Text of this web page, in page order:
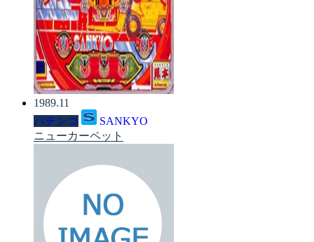
1989.11
パチンコ
SANKYO
ニューカーペット